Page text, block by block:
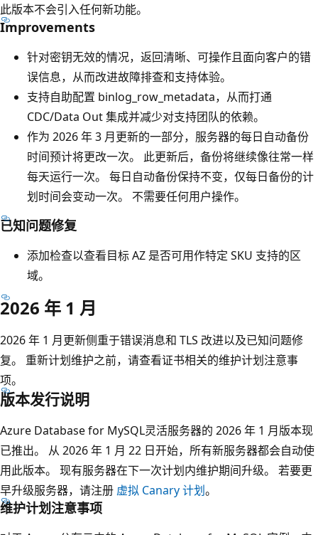
此版本不会引入任何新功能。
Improvements
针对密钥无效的情况，返回清晰、可操作且面向客户的错
误信息，从而改进故障排查和支持体验。
支持自助配置 binlog_row_metadata，从而打通
CDC/Data Out 集成并减少对支持团队的依赖。
作为 2026 年 3 月更新的一部分，服务器的每日自动备份
时间预计将更改一次。 此更新后，备份将继续像往常一样
每天运行一次。 每日自动备份保持不变，仅每日备份的计
划时间会变动一次。 不需要任何用户操作。
已知问题修复
添加检查以查看目标 AZ 是否可用作特定 SKU 支持的区
域。
2026 年 1 月
2026 年 1 月更新侧重于错误消息和 TLS 改进以及已知问题修
复。 重新计划维护之前，请查看证书相关的维护计划注意事
项。
版本发行说明
Azure Database for MySQL灵活服务器的 2026 年 1 月版本现
已推出。 从 2026 年 1 月 22 日开始，所有新服务器都会自动使
用此版本。 现有服务器在下一次计划内维护期间升级。 若要更
早升级服务器，请注册 虚拟 Canary 计划。
维护计划注意事项